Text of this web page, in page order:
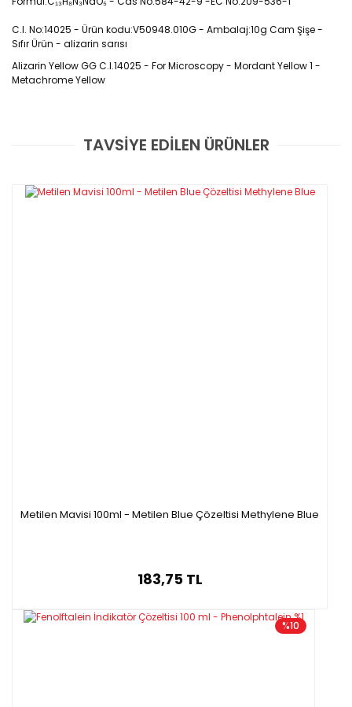
C.I. No:14025 - Ürün kodu:V50948.010G - Ambalaj:10g Cam Şişe -
Sıfır Ürün - alizarin sarısı
Alizarin Yellow GG C.I.14025 - For Microscopy - Mordant Yellow 1 -
Metachrome Yellow
Bu ürüne ilk yorumu siz yapın!
Yorum Yaz
Alizarin sarısı GG, asit-baz gösterge boyası
C.I.No: 14025
TAVSİYE EDİLEN ÜRÜNLER
Metilen Mavisi 100ml - Metilen Blue Çözeltisi Methylene Blue
183,75 TL
%10